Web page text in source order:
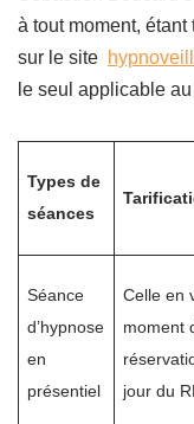
à tout moment,
sur le site
le seul applicable
Types de
séances
Séance
d’hypnose
en
présentiel
Celle en
moment
jour du